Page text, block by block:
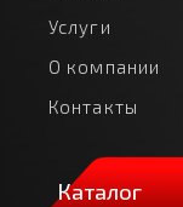
Услуги
О компании
Контакты
Каталог